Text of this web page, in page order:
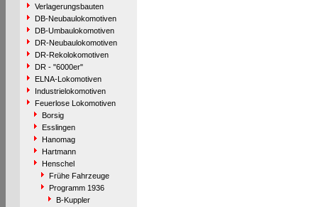
Verlagerungsbauten
DB-Neubaulokomotiven
DB-Umbaulokomotiven
DR-Neubaulokomotiven
DR-Rekolokomotiven
DR - "6000er"
ELNA-Lokomotiven
Industrielokomotiven
Feuerlose Lokomotiven
Borsig
Esslingen
Hanomag
Hartmann
Henschel
Frühe Fahrzeuge
Programm 1936
B-Kuppler